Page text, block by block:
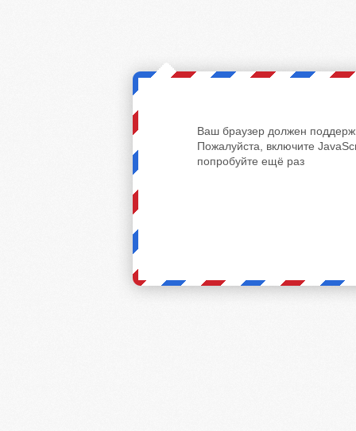
Ваш браузер должен
Пожалуйста, включите
попробуйте ещё раз